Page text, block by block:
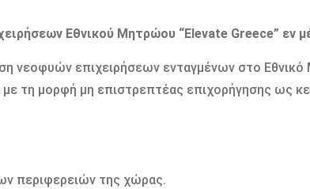
Εθνικού Μητρώου “Elevate Greece” εν
νεοφυών επιχειρήσεων ενταγμένων στο
με τη μορφή μη επιστρεπτέας επιχορήγησης ως
περιφερειών της χώρας.